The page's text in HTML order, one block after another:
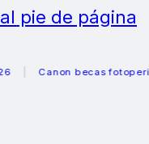
pie de página
becas fotoperiodismo